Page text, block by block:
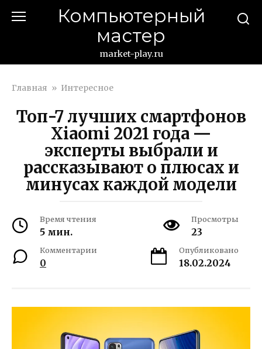
Компьютерный
мастер
market-play.ru
Главная » Интересное
Топ-7 лучших смартфонов
Xiaomi 2021 года —
эксперты выбрали и
рассказывают о плюсах и
минусах каждой модели
Время чтения
5 мин.
Просмотры
23
Комментарии
0
Опубликовано
18.02.2024